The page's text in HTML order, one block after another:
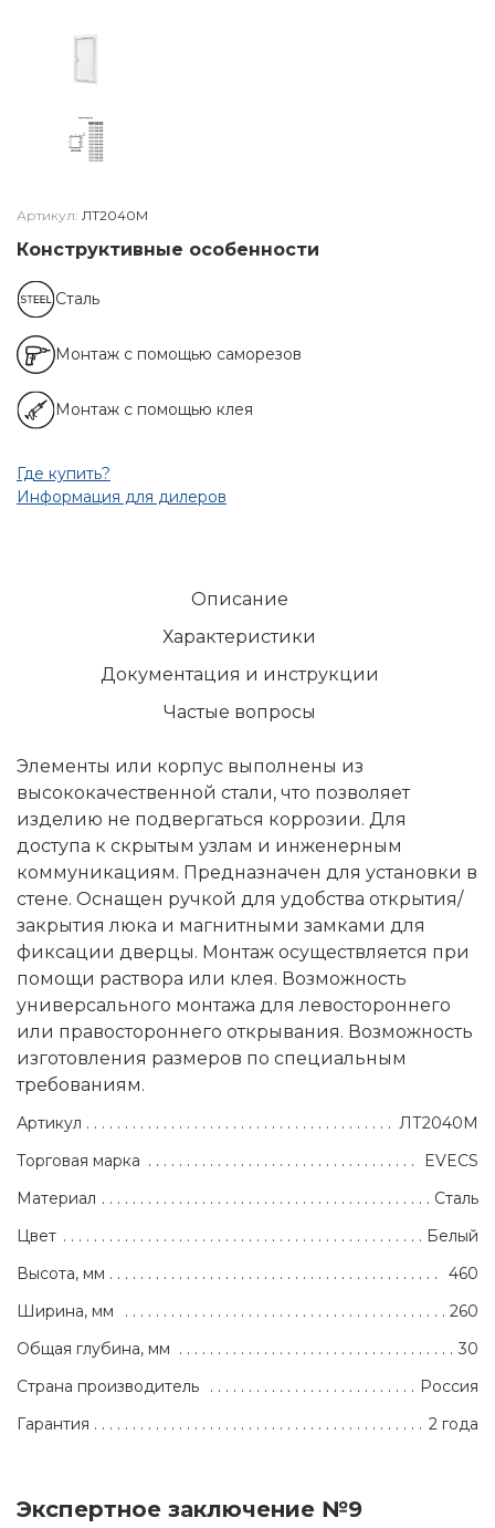
Артикул: ЛТ2040М
Конструктивные особенности
Сталь
Монтаж с помощью саморезов
Монтаж с помощью клея
Где купить?
Информация для дилеров
Описание
Характеристики
Документация и инструкции
Частые вопросы
Элементы или корпус выполнены из
высококачественной стали, что позволяет
изделию не подвергаться коррозии. Для
доступа к скрытым узлам и инженерным
коммуникациям. Предназначен для установки в
стене. Оснащен ручкой для удобства открытия/
закрытия люка и магнитными замками для
фиксации дверцы. Монтаж осуществляется при
помощи раствора или клея. Возможность
универсального монтажа для левостороннего
или правостороннего открывания. Возможность
изготовления размеров по специальным
требованиям.
Артикул
ЛТ2040М
Торговая марка
EVECS
Материал
Сталь
Цвет
Белый
Высота, мм
460
Ширина, мм
260
Общая глубина, мм
30
Страна производитель
Россия
Гарантия
2 года
Экспертное заключение №9